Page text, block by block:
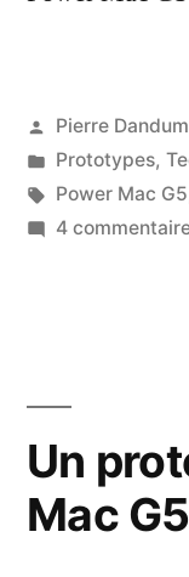
Publié
par
Pierre
Publié
dans
Prototypes,
Étiquettes :
Power Mac G5
4
Un
Mac G5